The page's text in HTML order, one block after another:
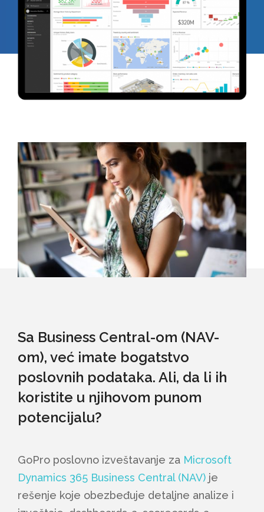
Sa Business Central-om (NAV-
om), već imate bogatstvo
poslovnih podataka. Ali, da li ih
koristite u njihovom punom
potencijalu?
GoPro poslovno izveštavanje za Microsoft
Dynamics 365 Business Central (NAV) je
rešenje koje obezbeđuje detaljne analize i